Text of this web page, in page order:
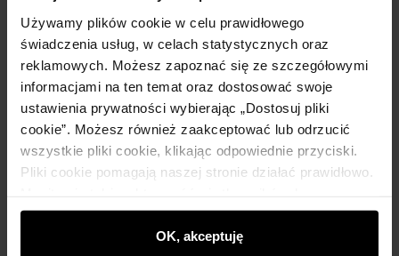
Używamy plików cookie w celu prawidłowego
świadczenia usług, w celach statystycznych oraz
reklamowych. Możesz zapoznać się ze szczegółowymi
informacjami na ten temat oraz dostosować swoje
ustawienia prywatności wybierając „Dostosuj pliki
cookie”. Możesz również zaakceptować lub odrzucić
wszystkie pliki cookie, klikając odpowiednie przyciski.
Pliki cookie pomagają naszej stronie działać prawidłowo.
wyświetlać im dopasowane do ich preferencji treści,
rekomendacje oraz komunikaty reklamowe informujące o
OK, akceptuję
Zestaw
Czarne spodnie damskie w kant SPODT-
0090-99(W26)
99,90 zł
119,90 zł -najniższa cena z 30 dni przed
obniżką
Wybierz rozmiar
Dodaj do koszyka